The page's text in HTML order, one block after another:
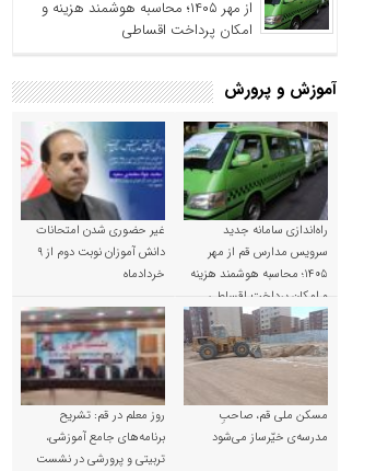
از مهر ۱۴۰۵؛ محاسبه هوشمند هزینه و
امکان پرداخت اقساطی
آموزش و پرورش
راه‌اندازی سامانه جدید
سرویس مدارس قم از مهر
۱۴۰۵؛ محاسبه هوشمند هزینه
و امکان پرداخت اقساطی
غیر حضوری شدن امتحانات
دانش آموزان نوبت دوم از ۹
خردادماه
مسکن ملی قم، صاحبِ
مدرسه‌ی خیّرساز می‌شود
روز معلم در قم: تشریح
برنامه‌های جامع آموزشی،
تربیتی و پرورشی در نشست